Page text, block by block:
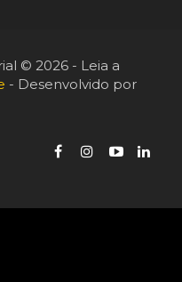
© 2026 - Leia a
- Desenvolvido por